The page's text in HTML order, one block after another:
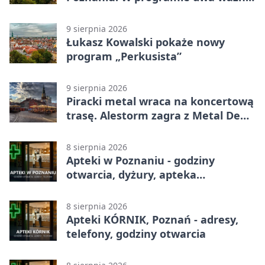
9 sierpnia 2026
Łukasz Kowalski pokaże nowy
program „Perkusista”
9 sierpnia 2026
Piracki metal wraca na koncertową
trasę. Alestorm zagra z Metal De
8 sierpnia 2026
Apteki w Poznaniu - godziny
otwarcia, dyżury, apteka
8 sierpnia 2026
Apteki KÓRNIK, Poznań - adresy,
telefony, godziny otwarcia